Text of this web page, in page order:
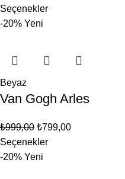
Seçenekler
-20% Yeni
Beyaz
Van Gogh Arles
₺999,00 ₺799,00
Seçenekler
-20% Yeni